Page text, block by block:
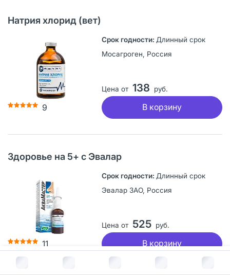
В корзину за руб.
Натрия хлорид (вет)
9
Длинный срок
Мосагроген, Россия
Цена от 138 руб.
В корзину
Здоровье на 5+ с Эвалар
11
Длинный срок
Эвалар ЗАО, Россия
Цена от 525 руб.
В корзину